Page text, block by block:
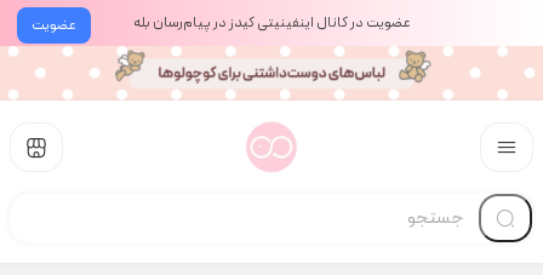
عضویت عضویت در کانال اینفینیتی کیدز در پیام‌رسان بله